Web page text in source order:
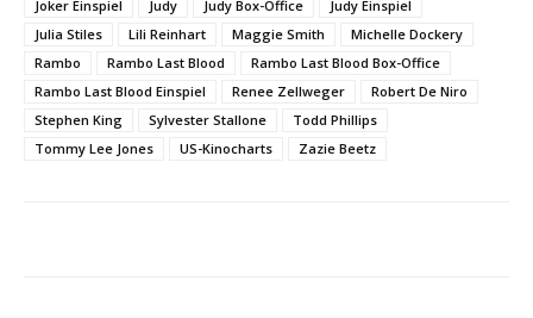
Joker Einspiel
Judy Judy Box-Office
Judy Einspiel
Julia Stiles
Lili Reinhart Maggie Smith
Michelle Dockery
Rambo
Rambo Last Blood
Rambo Last Blood Box-Office
Rambo Last Blood Einspiel
Renee Zellweger
Robert De Niro
Stephen King
Sylvester Stallone
Todd Phillips
Tommy Lee Jones
US-Kinocharts Zazie Beetz